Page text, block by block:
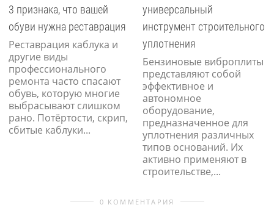
3 признака, что вашей
обуви нужна реставрация
Реставрация каблука и
другие виды
профессионального
ремонта часто спасают
обувь, которую многие
выбрасывают слишком
рано. Потёртости, скрип,
сбитые каблуки...
универсальный
инструмент строительного
уплотнения
Бензиновые виброплиты
представляют собой
эффективное и
автономное
оборудование,
предназначенное для
уплотнения различных
типов оснований. Их
активно применяют в
строительстве,...
0 КОММЕНТАРИЯ